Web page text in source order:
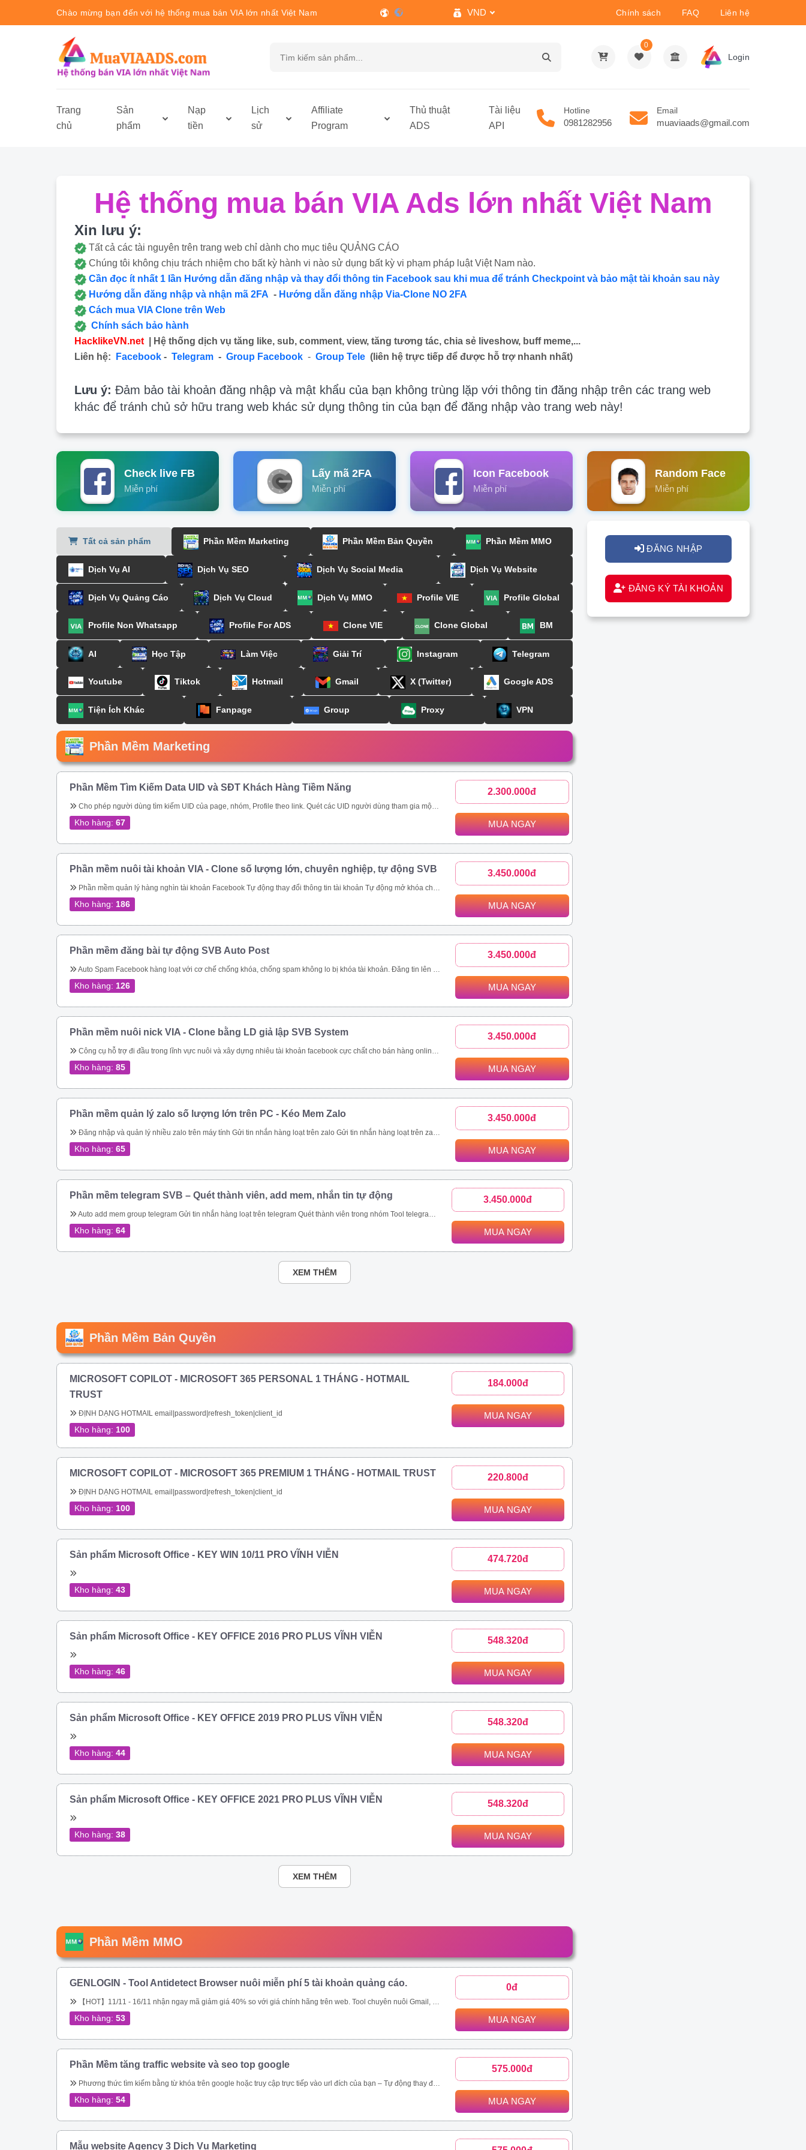
Chào mừng bạn đến với hệ thống mua bán VIA lớn nhất Việt Nam VND Chính sách FAQ Liên hệ
0
Login
Trang
chủ
Sản
phẩm
Nạp
tiền
Lịch
sử
Affiliate
Program
Thủ thuật
ADS
Tài liệu
API
Hotline
0981282956
Email
muaviaads@gmail.com
Hệ thống mua bán VIA Ads lớn nhất Việt Nam
Xin lưu ý:
Tất cả các tài nguyên trên trang web chỉ dành cho mục tiêu QUẢNG CÁO
Chúng tôi không chịu trách nhiệm cho bất kỳ hành vi nào sử dụng bất kỳ vi phạm pháp luật Việt Nam nào.
Cần đọc ít nhất 1 lần Hướng dẫn đăng nhập và thay đổi thông tin Facebook sau khi mua để tránh Checkpoint và bảo mật tài khoản sau này
Hướng dẫn đăng nhập và nhận mã 2FA - Hướng dẫn đăng nhập Via-Clone NO 2FA
Cách mua VIA Clone trên Web
Chính sách bảo hành
HacklikeVN.net | Hệ thống dịch vụ tăng like, sub, comment, view, tăng tương tác, chia sẻ liveshow, buff meme,...
Liên hệ:
Facebook - Telegram - Group Facebook - Group Tele (liên hệ trực tiếp để được hỗ trợ nhanh nhất)
Lưu ý: Đảm bảo tài khoản đăng nhập và mật khẩu của bạn không trùng lặp với thông tin đăng nhập trên các trang web
khác để tránh chủ sở hữu trang web khác sử dụng thông tin của bạn để đăng nhập vào trang web này!
Check live FB
Miễn phí
Lấy mã 2FA
Miễn phí
Icon Facebook
Miễn phí
Random Face
Miễn phí
Tất cả sản phẩm Phần Mềm Marketing Phần Mềm Bản Quyền Phần Mềm MMO
Dịch Vụ AI Dịch Vụ SEO Dịch Vụ Social Media Dịch Vụ Website
Dịch Vụ Quảng Cáo Dịch Vụ Cloud Dịch Vụ MMO Profile VIE Profile Global
Profile Non Whatsapp Profile For ADS Clone VIE Clone Global BM
AI Học Tập Làm Việc Giải Trí Instagram Telegram
Youtube Tiktok Hotmail Gmail X (Twitter) Google ADS
Tiện Ích Khác Fanpage Group Proxy VPN
Phần Mềm Marketing
Phần Mềm Tìm Kiếm Data UID và SĐT Khách Hàng Tiềm Năng
Cho phép người dùng tìm kiếm UID của page, nhóm, Profile theo link. Quét các UID người dùng tham gia một nhóm Quét ID bài viết của một nhóm Cho phép quét UID tương tác của một bài viết bất kỳ trong group Thực hiện tìm kiếm nhóm, tên nhóm, thành viên nhóm, trạng thái nhóm theo từ khóa Quét UID của người dùng đã thực hiện tương tác vào các bài viết trong group. Toàn bộ UID tương tác bài viết trên 1 page cộng đồng, page thương hiệu. Các bài viết được quét thường có lượng tương tác khủng. Ngoài đánh giá phản ứng người dùng (like/tym, giận dữ…), công cụ thu thập và phân tích comment khách hàng đưa ra đánh giá toàn diện nhất.
Kho hàng: 67
2.300.000đ
MUA NGAY
Phần mềm nuôi tài khoản VIA - Clone số lượng lớn, chuyên nghiệp, tự động SVB
Phần mềm quản lý hàng nghìn tài khoản Facebook Tự động thay đổi thông tin tài khoản Tự động mở khóa checkpoint Tự động seeding bài viết livestream, like page, follow theo uid Xây dựng và copy ảnh nội dung tài khoản đang nuôi theo 1 tài khoản mẫu
Kho hàng: 186
3.450.000đ
MUA NGAY
Phần mềm đăng bài tự động SVB Auto Post
Auto Spam Facebook hàng loạt với cơ chế chống khóa, chống spam không lo bị khóa tài khoản. Đăng tin lên group, page, cmt group tự động nhanh chóng Spam inbox theo bạn bè, theo Uid. Giải quyết triệt để bài toán spam của Facebook Tiếp cận khách hàng tiềm năng nhanh chóng Dễ dàng chăm sóc khách hàng, tiết kiệm thời gian hiệu quả Quản lí bài viết dễ dàng, thông minh Nhanh chóng đưa thông tin đến khách hàng trên nhiều kênh như group, fanpage, profile Là giải pháp marketing, quảng cáo, đăng tin bán hàng hoàn toàn tự động và chuyên nghiệp
Kho hàng: 126
3.450.000đ
MUA NGAY
Phần mềm nuôi nick VIA - Clone bằng LD giả lập SVB System
Công cụ hỗ trợ đi đầu trong lĩnh vực nuôi và xây dựng nhiêu tài khoản facebook cực chất cho bán hàng online Quản lý nuôi nick tự động 1 nick trên 1 điện thoại ảo riêng biệt Đăng bài, comment tự động lên các hội nhóm Quản lí bạn bè tự động Tự động tham gia nhóm Thiết lập tương tác nick tự động Seeding video livestream bán hàng online Tăng view, tăng mắt xem, comment, chia sẻ livestream Nhắn tin đến khách hàng tiềm năng tự động
Kho hàng: 85
3.450.000đ
MUA NGAY
Phần mềm quản lý zalo số lượng lớn trên PC - Kéo Mem Zalo
Đăng nhập và quản lý nhiều zalo trên máy tính Gửi tin nhắn hàng loạt trên zalo Gửi tin nhắn hàng loạt trên zalo theo danh bạ. Gửi tin nhắn zalo hàng loạt theo phân loại trên danh bạ. Gửi tin nhắn zalo hàng loạt, tự động vào các group. Gửi tin nhắn zalo tự động theo thành viên nhóm zalo nhanh chóng. Kết bạn zalo tự động số lượng lớn Phần mềm quản lý zalo còn giúp bạn tiếp cận hàng triệu khách hàng trên nền tảng nhanh chóng. Kết bạn zalo hàng loạt là tính năng giúp bạn thực hiện mục tiêu này. Với tính năng kết bạn zalo này, bạn có thể Kết bạn zalo theo danh sách SĐT có sẵn. Kết bạn zalo hàng loạt theo thành viên nhóm Tăng thành viên nhóm zalo nhanh chóng Mời bạn bè tham gia nhóm zalo theo danh sách bạn bè. Mời bạn bè tham gia nhóm zalo theo số điện thoại có sẵn.
Kho hàng: 65
3.450.000đ
MUA NGAY
Phần mềm telegram SVB – Quét thành viên, add mem, nhắn tin tự động
Auto add mem group telegram Gửi tin nhắn hàng loạt trên telegram Quét thành viên trong nhóm Tool telegram join nhóm tự động
Kho hàng: 64
3.450.000đ
MUA NGAY
XEM THÊM
Phần Mềm Bản Quyền
MICROSOFT COPILOT - MICROSOFT 365 PERSONAL 1 THÁNG - HOTMAIL
TRUST
ĐỊNH DẠNG HOTMAIL email|password|refresh_token|client_id
Kho hàng: 100
184.000đ
MUA NGAY
MICROSOFT COPILOT - MICROSOFT 365 PREMIUM 1 THÁNG - HOTMAIL TRUST
ĐỊNH DẠNG HOTMAIL email|password|refresh_token|client_id
Kho hàng: 100
220.800đ
MUA NGAY
Sản phẩm Microsoft Office - KEY WIN 10/11 PRO VĨNH VIỄN
Kho hàng: 43
474.720đ
MUA NGAY
Sản phẩm Microsoft Office - KEY OFFICE 2016 PRO PLUS VĨNH VIỄN
Kho hàng: 46
548.320đ
MUA NGAY
Sản phẩm Microsoft Office - KEY OFFICE 2019 PRO PLUS VĨNH VIỄN
Kho hàng: 44
548.320đ
MUA NGAY
Sản phẩm Microsoft Office - KEY OFFICE 2021 PRO PLUS VĨNH VIỄN
Kho hàng: 38
548.320đ
MUA NGAY
XEM THÊM
Phần Mềm MMO
GENLOGIN - Tool Antidetect Browser nuôi miễn phí 5 tài khoản quảng cáo.
【HOT】11/11 - 16/11 nhận ngay mã giảm giá 40% so với giá chính hãng trên web. Tool chuyên nuôi Gmail, nuôi tài khoản Google Ads. Miễn phí 5 profile trọn đời. Sắp tới ae sẽ được tặng miễn phí, hoặc được \\\\\\\\\\\\\\\\\\\\\\\\\\\\\\\&amp;amp;quot;mua rẻ\\\\\\\\\\\\\\\\\\\\\\\\\\\\\\\&amp;amp;quot; các tool tự động thông qua ứng dụng này - Auto đăng nhập gmail, auto nuôi mail, auto tạo tài khoản quảng cáo, auto add thẻ, auto kháng....
Kho hàng: 53
0đ
MUA NGAY
Phần Mềm tăng traffic website và seo top google
Phương thức tìm kiếm bằng từ khóa trên google hoặc truy cập trực tiếp vào url đích của bạn – Tự động thay đổi địa chỉ IP – Tự động thay đổi Local IP – Giả lập được trên Mobile, Tablet, Laptop, Tablet bằng UserAgent và giả lập được trên mọi trình duyệt, hệ điều hành. – Chạy đa luồng (Mở nhiều cửa sổ cùng lúc) để tăng tốc độ SEO. Vĩnh viễn, bảo hành 1 đổi 1 tool Video demo : https://drive.google.com/drive/folders/1tPeGf4iXaQ1i7g7s_LQQlKB9Qcmt_-Cm
Kho hàng: 54
575.000đ
MUA NGAY
Mẫu website Agency 3 Dịch Vụ Marketing
ĐĂNG NHẬP
ĐĂNG KÝ TÀI KHOẢN